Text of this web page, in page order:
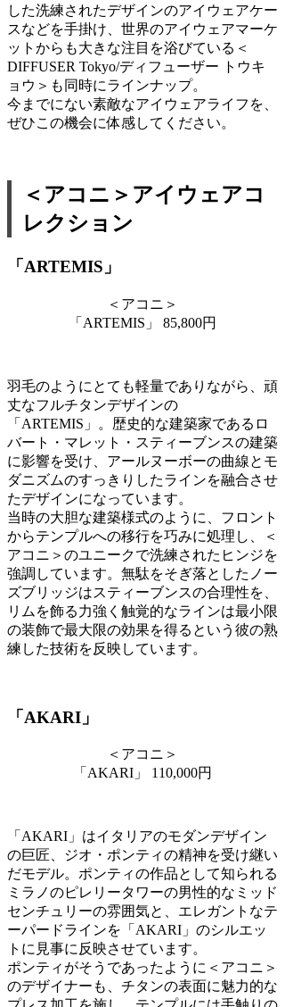
した洗練されたデザインのアイウェアケー
スなどを手掛け、世界のアイウェアマーケ
ットからも大きな注目を浴びている＜
DIFFUSER Tokyo/ディフューザー トウキ
ョウ＞も同時にラインナップ。
今までにない素敵なアイウェアライフを、
ぜひこの機会に体感してください。
＜アコニ＞アイウェアコ
レクション
「ARTEMIS」
＜アコニ＞
「ARTEMIS」 85,800円
羽毛のようにとても軽量でありながら、頑
丈なフルチタンデザインの
「ARTEMIS」。歴史的な建築家であるロ
バート・マレット・スティーブンスの建築
に影響を受け、アールヌーボーの曲線とモ
ダニズムのすっきりしたラインを融合させ
たデザインになっています。
当時の大胆な建築様式のように、フロント
からテンプルへの移行を巧みに処理し、＜
アコニ＞のユニークで洗練されたヒンジを
強調しています。無駄をそぎ落としたノー
ズブリッジはスティーブンスの合理性を、
リムを飾る力強く触覚的なラインは最小限
の装飾で最大限の効果を得るという彼の熟
練した技術を反映しています。
「AKARI」
＜アコニ＞
「AKARI」 110,000円
「AKARI」はイタリアのモダンデザイン
の巨匠、ジオ・ポンティの精神を受け継い
だモデル。ポンティの作品として知られる
ミラノのピレリータワーの男性的なミッド
センチュリーの雰囲気と、エレガントなテ
ーパードラインを「AKARI」のシルエッ
トに見事に反映させています。
ポンティがそうであったように＜アコニ＞
のデザイナーも、チタンの表面に魅力的な